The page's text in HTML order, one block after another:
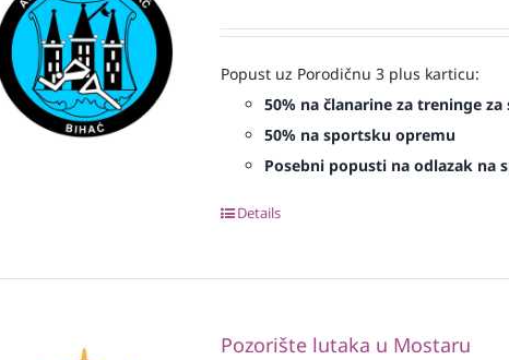
Popust uz Porodičnu 3 plus karticu:
50% na članarine za treninge
50% na sportsku opremu
Posebni popusti na odlazak na
Details
Pozorište lutaka u Mostaru